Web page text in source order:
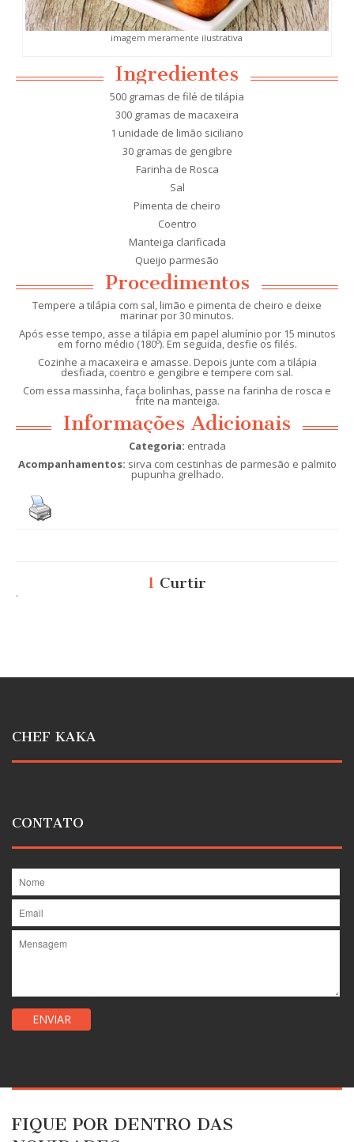
imagem meramente ilustrativa
Ingredientes
500 gramas de filé de tilápia
300 gramas de macaxeira
1 unidade de limão siciliano
30 gramas de gengibre
Farinha de Rosca
Sal
Pimenta de cheiro
Coentro
Manteiga clarificada
Queijo parmesão
Procedimentos
Tempere a tilápia com sal, limão e pimenta de cheiro e deixe
marinar por 30 minutos.
Após esse tempo, asse a tilápia em papel alumínio por 15 minutos
em forno médio (180º). Em seguida, desfie os filés.
Cozinhe a macaxeira e amasse. Depois junte com a tilápia
desfiada, coentro e gengibre e tempere com sal.
Com essa massinha, faça bolinhas, passe na farinha de rosca e
frite na manteiga.
Informações Adicionais
Categoria: entrada
Acompanhamentos: sirva com cestinhas de parmesão e palmito
pupunha grelhado.
1 Curtir
.
CHEF KAKA
CONTATO
FIQUE POR DENTRO DAS